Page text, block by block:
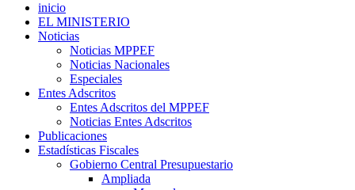
inicio
EL MINISTERIO
Noticias
Noticias MPPEF
Noticias Nacionales
Especiales
Entes Adscritos
Entes Adscritos del MPPEF
Noticias Entes Adscritos
Publicaciones
Estadísticas Fiscales
Gobierno Central Presupuestario
Ampliada